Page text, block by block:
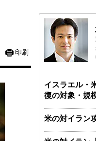
印刷
イスラエル・
復の対象・規
米の対イラン